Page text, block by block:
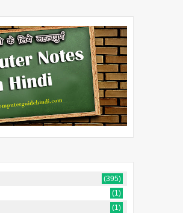
(395)
(1)
(1)